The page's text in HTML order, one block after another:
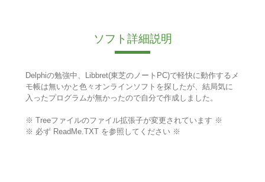
ソフト詳細説明
Delphiの勉強中、Libbret(東芝のノートPC)で軽快に動作するメ
モ帳は無いかと色々オンラインソフトを探したが、結局気に
入ったプログラムが無かったので自分で作成しました。
※ Treeファイルのファイル拡張子が変更されています ※
※ 必ず ReadMe.TXT を参照してください ※